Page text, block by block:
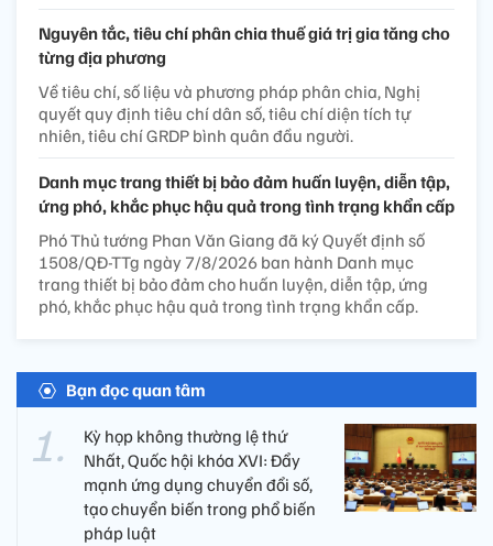
Nguyên tắc, tiêu chí phân chia thuế giá trị gia tăng cho
từng địa phương
Về tiêu chí, số liệu và phương pháp phân chia, Nghị
quyết quy định tiêu chí dân số, tiêu chí diện tích tự
nhiên, tiêu chí GRDP bình quân đầu người.
Danh mục trang thiết bị bảo đảm huấn luyện, diễn tập,
ứng phó, khắc phục hậu quả trong tình trạng khẩn cấp
Phó Thủ tướng Phan Văn Giang đã ký Quyết định số
1508/QĐ-TTg ngày 7/8/2026 ban hành Danh mục
trang thiết bị bảo đảm cho huấn luyện, diễn tập, ứng
phó, khắc phục hậu quả trong tình trạng khẩn cấp.
Bạn đọc quan tâm
Kỳ họp không thường lệ thứ
Nhất, Quốc hội khóa XVI: Đẩy
mạnh ứng dụng chuyển đổi số,
tạo chuyển biến trong phổ biến
pháp luật